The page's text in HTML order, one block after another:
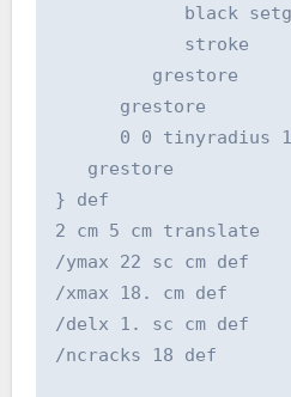
black
            stroke
         grestore
      grestore
0 0 tinyradius
   grestore
} def
2 cm 5 cm translate
/ymax 22 sc cm def
/xmax 18. cm def
/delx 1. sc cm def
/ncracks 18 def